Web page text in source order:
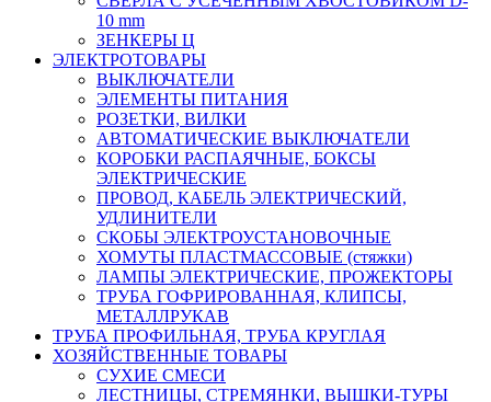
10 mm
ЗЕНКЕРЫ Ц
ЭЛЕКТРОТОВАРЫ
ВЫКЛЮЧАТЕЛИ
ЭЛЕМЕНТЫ ПИТАНИЯ
РОЗЕТКИ, ВИЛКИ
АВТОМАТИЧЕСКИЕ ВЫКЛЮЧАТЕЛИ
КОРОБКИ РАСПАЯЧНЫЕ, БОКСЫ
ЭЛЕКТРИЧЕСКИЕ
ПРОВОД, КАБЕЛЬ ЭЛЕКТРИЧЕСКИЙ,
УДЛИНИТЕЛИ
СКОБЫ ЭЛЕКТРОУСТАНОВОЧНЫЕ
ХОМУТЫ ПЛАСТМАССОВЫЕ (стяжки)
ЛАМПЫ ЭЛЕКТРИЧЕСКИЕ, ПРОЖЕКТОРЫ
ТРУБА ГОФРИРОВАННАЯ, КЛИПСЫ,
МЕТАЛЛРУКАВ
ТРУБА ПРОФИЛЬНАЯ, ТРУБА КРУГЛАЯ
ХОЗЯЙСТВЕННЫЕ ТОВАРЫ
СУХИЕ СМЕСИ
ЛЕСТНИЦЫ, СТРЕМЯНКИ, ВЫШКИ-ТУРЫ